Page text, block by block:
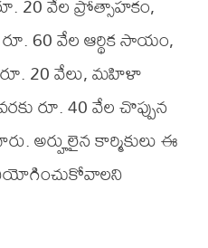
60 వేల ఆర్థిక సాయం,
రూ. 20 వేలు, మహిళా
రూ. 40 వేల చొప్పున
అర్హులైన కార్మికులు ఈ